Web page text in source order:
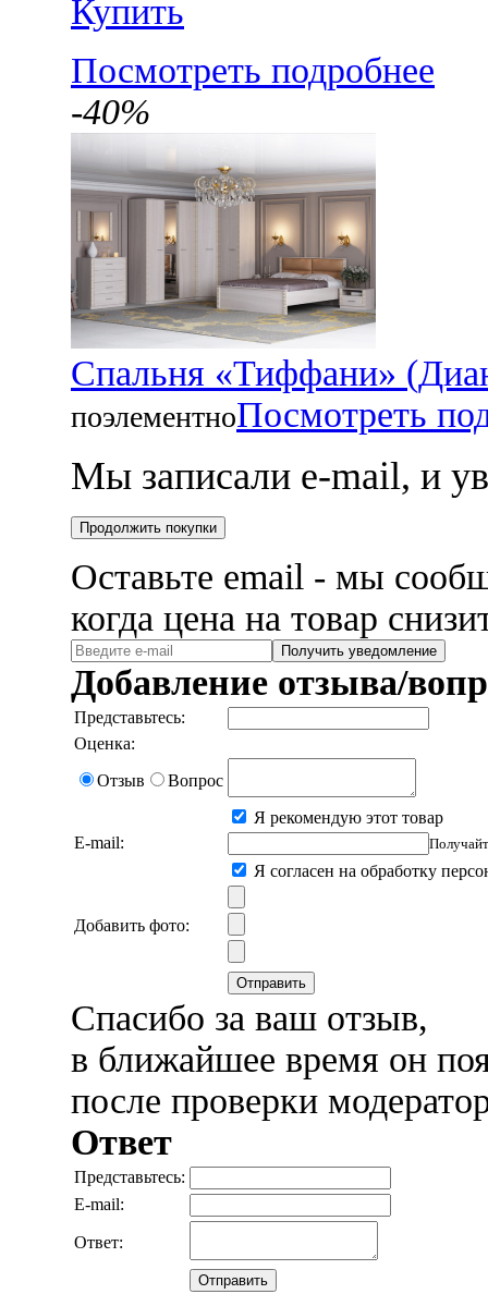
Купить
Посмотреть подробнее
-40%
Спальня «Тиффани»
поэлементноПосмотреть
Мы записали e-mail, и
Продолжить покупки
Оставьте email - мы
когда цена на товар
Получить уведомление
Добавление отзыва/
Представьтесь:
Оценка:
Отзыв
Вопрос
Я рекомендую этот товар
E-mail:
Я согласен на обработку
Добавить фото:
Отправить
Спасибо за ваш отзыв,
в ближайшее время он
после проверки
Ответ
Представьтесь:
E-mail:
Ответ:
Отправить